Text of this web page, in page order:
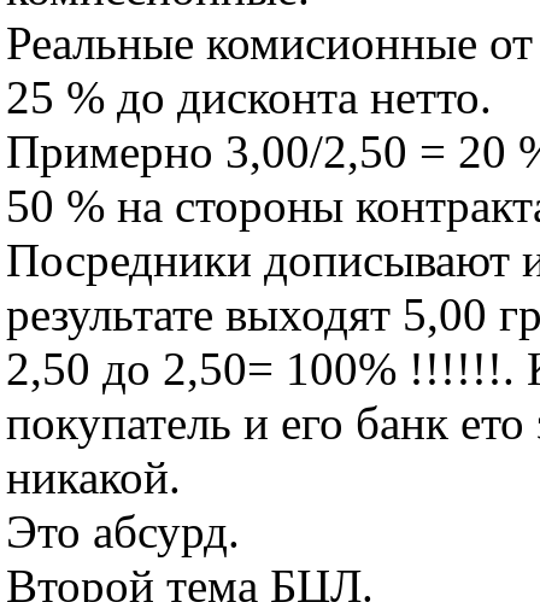
Реальные комисионные
25 % до дисконта нетто.
Примерно 3,00/2,50 = 20
50 % на стороны
Посредники дописывают
результате выходят 5,00
2,50 до 2,50= 100% !!!!!!.
покупатель и его банк ето
никакой.
Это абсурд.
Второй тема БЦЛ.